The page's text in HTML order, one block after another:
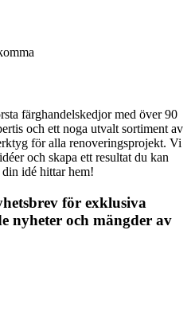
färghandelskedjor med över 90
och ett noga utvalt sortiment av
för alla renoveringsprojekt. Vi
och skapa ett resultat du kan
idé hittar hem!
för exklusiva
nyheter och mängder av